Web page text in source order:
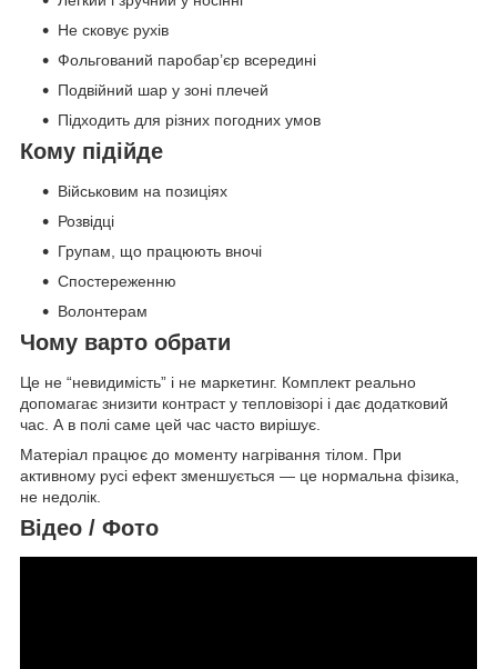
Не сковує рухів
Фольгований паробар’єр всередині
Подвійний шар у зоні плечей
Підходить для різних погодних умов
Кому підійде
Військовим на позиціях
Розвідці
Групам, що працюють вночі
Спостереженню
Волонтерам
Чому варто обрати
Це не “невидимість” і не маркетинг. Комплект реально
допомагає знизити контраст у тепловізорі і дає додатковий
час. А в полі саме цей час часто вирішує.
Матеріал працює до моменту нагрівання тілом. При
активному русі ефект зменшується — це нормальна фізика,
не недолік.
Відео / Фото